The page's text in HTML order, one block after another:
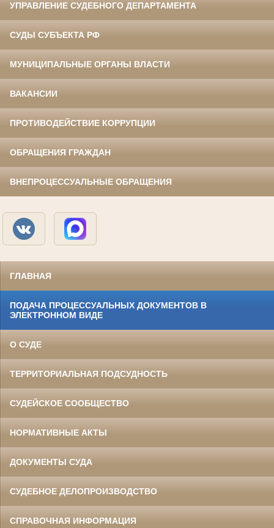
УПРАВЛЕНИЕ СУДЕБНОГО ДЕПАРТАМЕНТА
СУДЫ СУБЪЕКТА РФ
МУНИЦИПАЛЬНЫЕ ОРГАНЫ ВЛАСТИ
ВАКАНСИИ
ПРОТИВОДЕЙСТВИЕ КОРРУПЦИИ
ОБРАЩЕНИЯ ГРАЖДАН
ВНЕПРОЦЕССУАЛЬНЫЕ ОБРАЩЕНИЯ
ГЛАВНАЯ
ПОДАЧА ПРОЦЕССУАЛЬНЫХ ДОКУМЕНТОВ В
ЭЛЕКТРОННОМ ВИДЕ
О СУДЕ
ТЕРРИТОРИАЛЬНАЯ ПОДСУДНОСТЬ
СУДЕЙСКОЕ СООБЩЕСТВО
НОРМАТИВНЫЕ АКТЫ
ДОКУМЕНТЫ СУДА
СУДЕБНОЕ ДЕЛОПРОИЗВОДСТВО
СПРАВОЧНАЯ ИНФОРМАЦИЯ